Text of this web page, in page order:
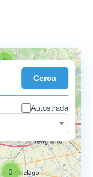
Cerca
Autostrada
3
2